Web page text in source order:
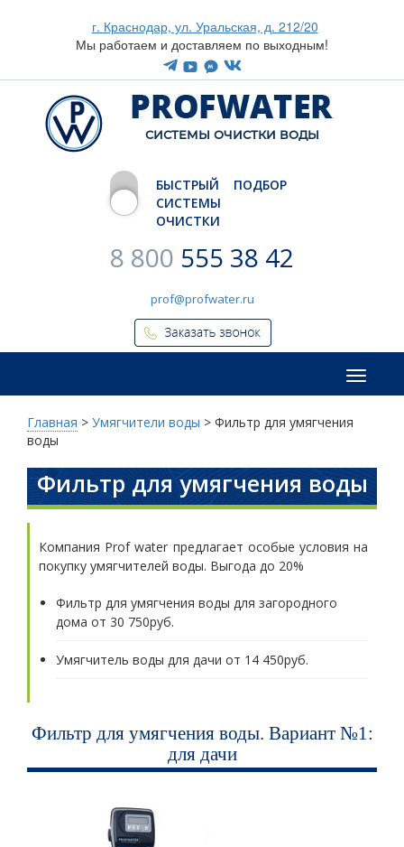
г. Краснодар, ул. Уральская, д. 212/20
Мы работаем и доставляем по выходным!
CИСТЕМЫ ОЧИСТКИ ВОДЫ
БЫСТРЫЙ ПОДБОР
СИСТЕМЫ
ОЧИСТКИ
8 800 555 38 42
prof@profwater.ru
Меню
Главная > Умягчители воды > Фильтр для умягчения
воды
Фильтр для умягчения воды
Компания Prof water предлагает особые условия на
покупку умягчителей воды. Выгода до 20%
Фильтр для умягчения воды для загородного
дома от 30 750руб.
Умягчитель воды для дачи от 14 450руб.
Фильтр для умягчения воды. Вариант №1:
для дачи